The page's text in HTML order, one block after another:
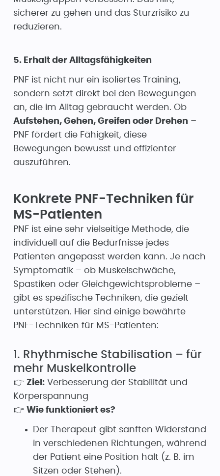
sicherer zu gehen und das Sturzrisiko zu
reduzieren.
5. Erhalt der Alltagsfähigkeiten
PNF ist nicht nur ein isoliertes Training,
sondern setzt direkt bei den Bewegungen
an, die im Alltag gebraucht werden. Ob
Aufstehen, Gehen, Greifen oder Drehen –
PNF fördert die Fähigkeit, diese
Bewegungen bewusst und effizienter
auszuführen.
Konkrete PNF-Techniken für
MS-Patienten
PNF ist eine sehr vielseitige Methode, die
individuell auf die Bedürfnisse jedes
Patienten angepasst werden kann. Je nach
Symptomatik – ob Muskelschwäche,
Spastiken oder Gleichgewichtsprobleme –
gibt es spezifische Techniken, die gezielt
unterstützen. Hier sind einige bewährte
PNF-Techniken für MS-Patienten:
1. Rhythmische Stabilisation – für
mehr Muskelkontrolle
👉 Ziel:Verbesserung der Stabilität und
Körperspannung
👉 Wie funktioniert es?
Der Therapeut gibt sanften Widerstand
in verschiedenen Richtungen, während
der Patient eine Position hält (z. B. im
Sitzen oder Stehen).